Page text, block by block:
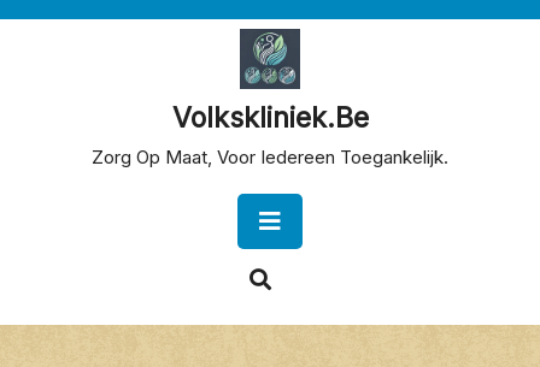
Volkskliniek.be
Zorg Op Maat, Voor Iedereen Toegankelijk.
Button